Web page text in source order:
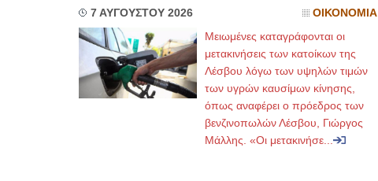
7 ΑΥΓΟΥΣΤΟΥ 2026 ΟΙΚΟΝΟΜΙΑ
Μειωμένες καταγράφονται οι
μετακινήσεις των κατοίκων της
Λέσβου λόγω των υψηλών τιμών
των υγρών καυσίμων κίνησης,
όπως αναφέρει ο πρόεδρος των
βενζινοπωλών Λέσβου, Γιώργος
Μάλλης. «Οι μετακινήσε...